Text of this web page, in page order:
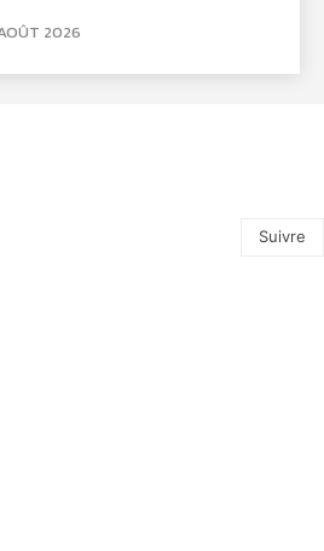
2026
Suivre